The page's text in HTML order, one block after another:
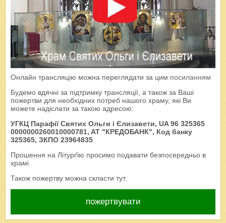
Онлайн трансляцію можна переглядати за цим посиланням
Будемо вдячні за підтримку трансляції, а також за Ваші
пожертви для необхідних потреб нашого храму, які Ви
можете надіслати за такою адресою:
УГКЦ Парафії Святих Ольги і Єлизавети, UA 96 325365
0000000260010000781, AT "КРЕДОБАНК", Код банку
325365, ЗКПО 23964835
Прошення на Літурґію просимо подавати безпосередньо в
храмі
Також пожертву можна скласти тут:
пожертвувати